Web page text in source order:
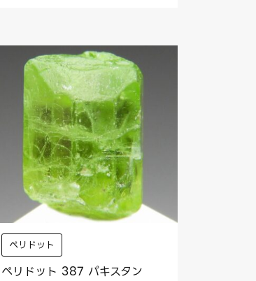
ペリドット
ペリドット 387 パキスタン